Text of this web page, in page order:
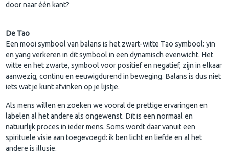
door naar één kant?
De Tao
Een mooi symbool van balans is het zwart-witte Tao symbool: yin
en yang verkeren in dit symbool in een dynamisch evenwicht. Het
witte en het zwarte, symbool voor positief en negatief, zijn in elkaar
aanwezig, continu en eeuwigdurend in beweging. Balans is dus niet
iets wat je kunt afvinken op je lijstje.
Als mens willen en zoeken we vooral de prettige ervaringen en
labelen al het andere als ongewenst. Dit is een normaal en
natuurlijk proces in ieder mens. Soms wordt daar vanuit een
spirituele visie aan toegevoegd: ik ben licht en liefde en al het
andere is illusie.